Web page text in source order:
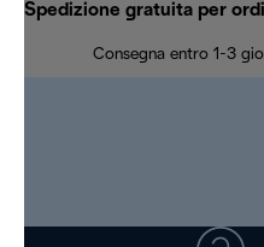
Spedizione gratuita per
Consegna entro 1-3